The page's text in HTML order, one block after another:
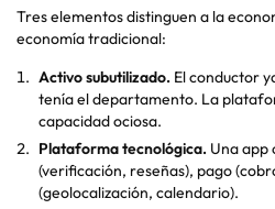
Tres elementos distinguen a la
economía tradicional:
Activo subutilizado. El conductor
tenía el departamento. La
capacidad ociosa.
Plataforma tecnológica. Unaapp
(verificación, reseñas), pago
(geolocalización, calendario).